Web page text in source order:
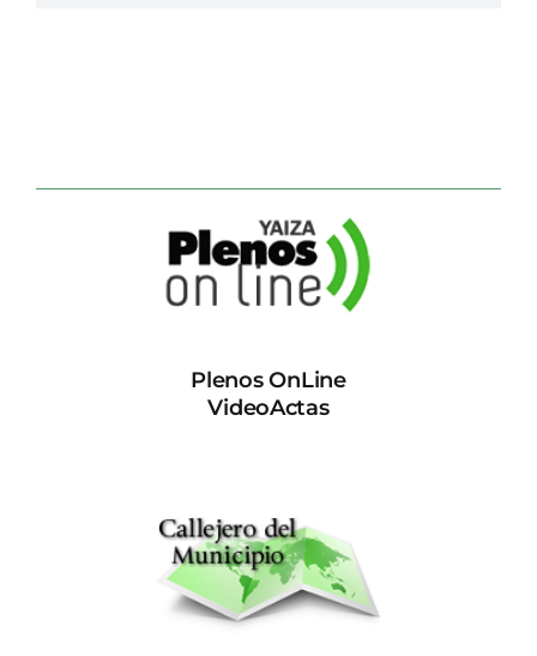
Plenos OnLine
VideoActas